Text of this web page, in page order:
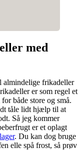
med
almindelige frikadeller
er som regel et
både store og små.
tåle lidt hjælp til at
Så jeg kommer
er et oplagt
. Du kan dog bruge
elle spå frost, så prøv